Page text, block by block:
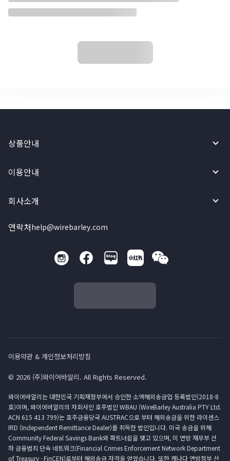
상품안내
이용안내
회사소개
연락처help@wirebarley.com
이용약관 & 개인정보처리방침
© 2026 (주)와이어바알리. All Rights Reserved.
와이어바알리는 대한민국 기획재정부에서 승인한 소액해외송금업 등록법인(2018-8
호)이며, 와이어바알리의 자회사인 호주법인 WBAU (WireBarley Australia PTY Ltd.
ACN 615 413 799)는 호주금융당국 AUSTRAC으로 부터 해외송금을 위한 라이센스
IRD (Independent Remittance Dealer)를 취득한 법인입니다. 미국 송금을 위해
Community Federal Savings Bank와 파트너쉽을 맺고 있으며, 미 연방 재무부 산
하 금융범죄 단속 네트워크(Financial Crimes Enforcement Network Department
of Treasury · FinCEN)로부터 해외송금 자격을 얻었습니다. 또한 캐나다 연방정부 산